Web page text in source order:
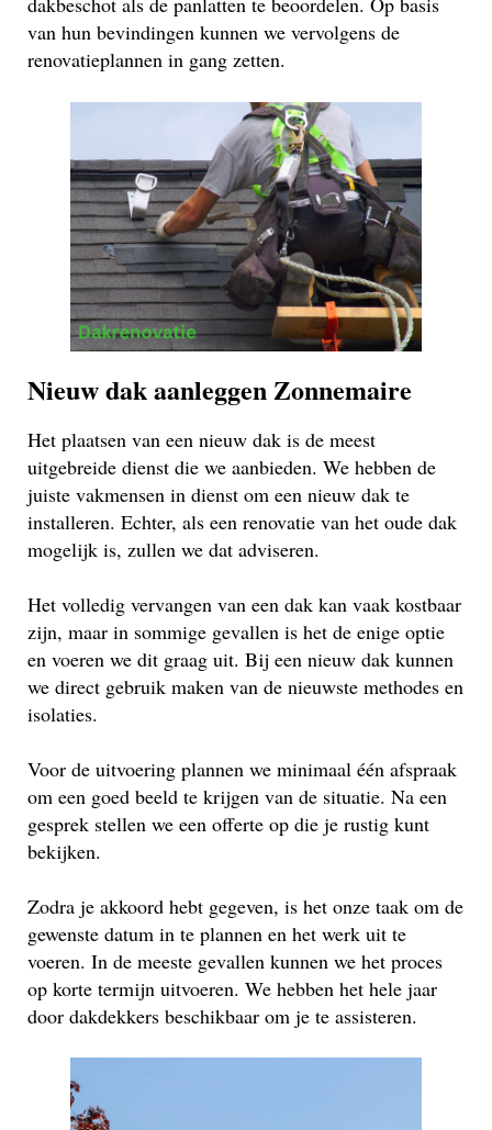
van hun bevindingen kunnen we vervolgens de
renovatieplannen in gang zetten.
Nieuw dak aanleggen Zonnemaire
Het plaatsen van een nieuw dak is de meest
uitgebreide dienst die we aanbieden. We hebben de
juiste vakmensen in dienst om een nieuw dak te
installeren. Echter, als een renovatie van het oude dak
mogelijk is, zullen we dat adviseren.
Het volledig vervangen van een dak kan vaak kostbaar
zijn, maar in sommige gevallen is het de enige optie
en voeren we dit graag uit. Bij een nieuw dak kunnen
we direct gebruik maken van de nieuwste methodes en
isolaties.
Voor de uitvoering plannen we minimaal één afspraak
om een goed beeld te krijgen van de situatie. Na een
gesprek stellen we een offerte op die je rustig kunt
bekijken.
Zodra je akkoord hebt gegeven, is het onze taak om de
gewenste datum in te plannen en het werk uit te
voeren. In de meeste gevallen kunnen we het proces
op korte termijn uitvoeren. We hebben het hele jaar
door dakdekkers beschikbaar om je te assisteren.